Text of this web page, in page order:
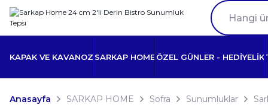
KAPAK VE KAVANOZ SARKAP HOME ÖZEL GÜNLER - HEDİYELİK
Anasayfa SARKAP HOME Sofra Sunumluklar